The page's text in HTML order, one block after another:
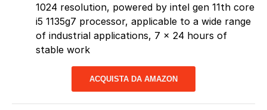
1024 resolution, powered by intel gen 11th core
i5 1135g7 processor, applicable to a wide range
of industrial applications, 7 x 24 hours of
stable work
ACQUISTA DA AMAZON